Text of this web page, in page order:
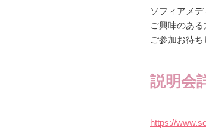
ソフィアメ
ご興味のあ
ご参加お待ち
説明会
https://